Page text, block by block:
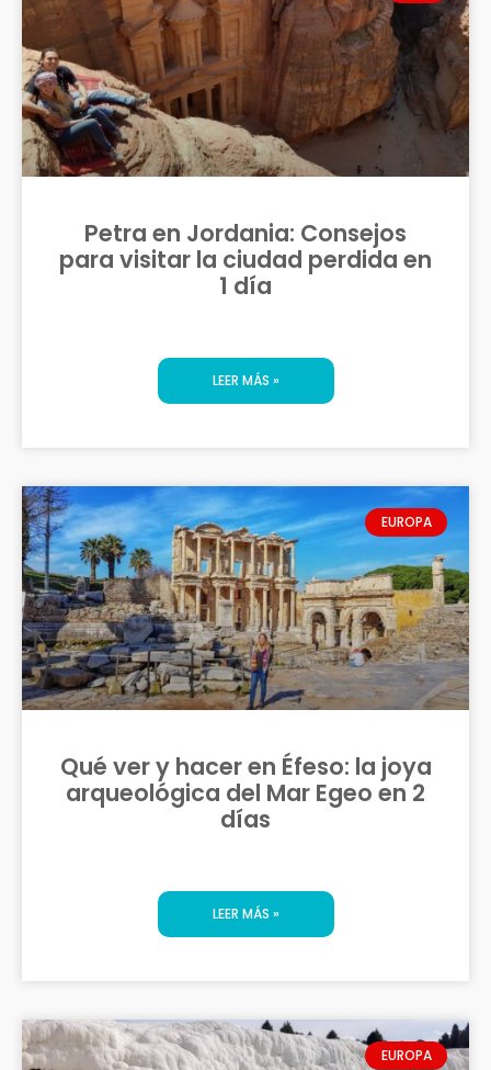
Petra en Jordania: Consejos
para visitar la ciudad perdida en
1 día
LEER MÁS »
EUROPA
Qué ver y hacer en Éfeso: la joya
arqueológica del Mar Egeo en 2
días
LEER MÁS »
EUROPA